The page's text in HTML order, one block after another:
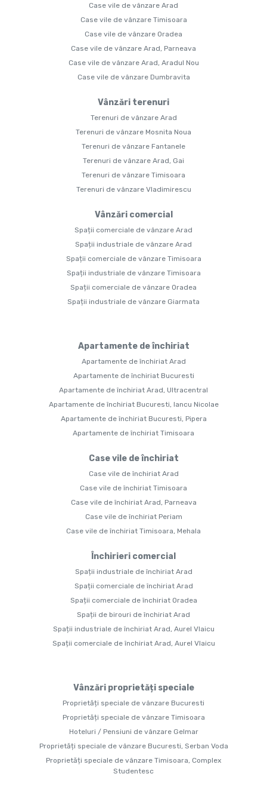
Case vile de vânzare Arad
Case vile de vânzare Timisoara
Case vile de vânzare Oradea
Case vile de vânzare Arad, Parneava
Case vile de vânzare Arad, Aradul Nou
Case vile de vânzare Dumbravita
Vânzări terenuri
Terenuri de vânzare Arad
Terenuri de vânzare Mosnita Noua
Terenuri de vânzare Fantanele
Terenuri de vânzare Arad, Gai
Terenuri de vânzare Timisoara
Terenuri de vânzare Vladimirescu
Vânzări comercial
Spații comerciale de vânzare Arad
Spații industriale de vânzare Arad
Spații comerciale de vânzare Timisoara
Spații industriale de vânzare Timisoara
Spații comerciale de vânzare Oradea
Spații industriale de vânzare Giarmata
Apartamente de închiriat
Apartamente de închiriat Arad
Apartamente de închiriat Bucuresti
Apartamente de închiriat Arad, Ultracentral
Apartamente de închiriat Bucuresti, Iancu Nicolae
Apartamente de închiriat Bucuresti, Pipera
Apartamente de închiriat Timisoara
Case vile de închiriat
Case vile de închiriat Arad
Case vile de închiriat Timisoara
Case vile de închiriat Arad, Parneava
Case vile de închiriat Periam
Case vile de închiriat Timisoara, Mehala
Închirieri comercial
Spații industriale de închiriat Arad
Spații comerciale de închiriat Arad
Spații comerciale de închiriat Oradea
Spații de birouri de închiriat Arad
Spații industriale de închiriat Arad, Aurel Vlaicu
Spații comerciale de închiriat Arad, Aurel Vlaicu
Vânzări proprietăți speciale
Proprietăți speciale de vânzare Bucuresti
Proprietăți speciale de vânzare Timisoara
Hoteluri / Pensiuni de vânzare Gelmar
Proprietăți speciale de vânzare Bucuresti, Serban Voda
Proprietăți speciale de vânzare Timisoara, Complex
Studentesc